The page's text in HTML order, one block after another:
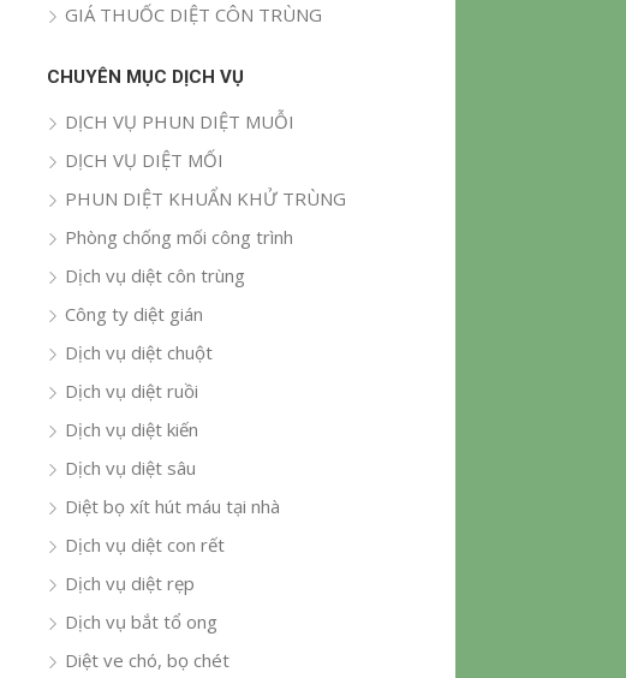
GIÁ THUỐC DIỆT CÔN TRÙNG
CHUYÊN MỤC DỊCH VỤ
DỊCH VỤ PHUN DIỆT MUỖI
DỊCH VỤ DIỆT MỐI
PHUN DIỆT KHUẨN KHỬ TRÙNG
Phòng chống mối công trình
Dịch vụ diệt côn trùng
Công ty diệt gián
Dịch vụ diệt chuột
Dịch vụ diệt ruồi
Dịch vụ diệt kiến
Dịch vụ diệt sâu
Diệt bọ xít hút máu tại nhà
Dịch vụ diệt con rết
Dịch vụ diệt rẹp
Dịch vụ bắt tổ ong
Diệt ve chó, bọ chét